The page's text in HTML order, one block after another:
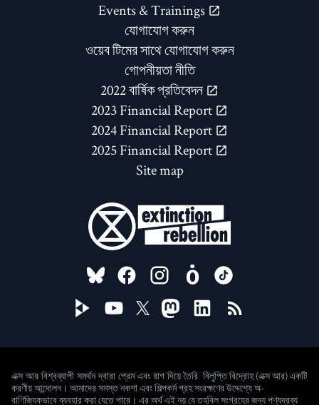
Events & Trainings
যোগাযোগ করুন
ওয়েব টিমের সাথে যোগাযোগ করুন
গোপনীয়তা নীতি
2022 বার্ষিক প্রতিবেদন
2023 Financial Report
2024 Financial Report
2025 Financial Report
Site map
FOLLOW US ON
এক্স আর বিশ্বব্যাপী সমর্থন দ্বারা প্রেম এবং রাগ দিয়ে তৈরি বিলুপ্তি বিদ্রোহ (এক্স আর) একটি
করণীয় আন্দোলন। আমাদের সমস্ত নকশা এবং শিল্পকর্ম গ্রহ সংরক্ষণের উদ্দেশ্যে অ-
বাণিজ্যিকভাবে ব্যবহার করা যেতে পারে। এর অর্থ এই নয় যে তহবিল সংগ্রহের জন্য পণ্যদ্রব্য